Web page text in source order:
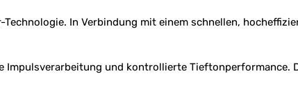
Technologie. In Verbindung mit einem schnellen,
Impulsverarbeitung und kontrollierte